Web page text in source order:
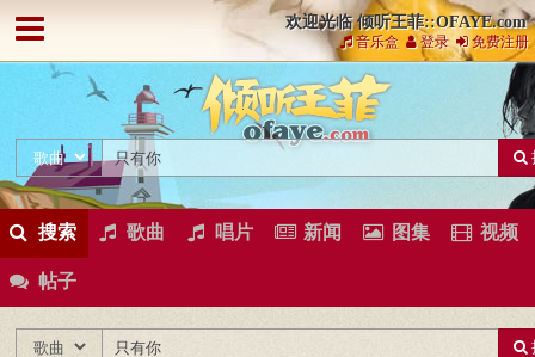
欢迎光临 倾听王菲::OFAYE.com
音乐盒 登录 免费注册
搜索 歌曲 唱片 新闻 图集 视频
帖子